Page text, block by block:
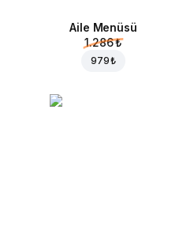
Aile Menüsü
1.286 ₺
979 ₺